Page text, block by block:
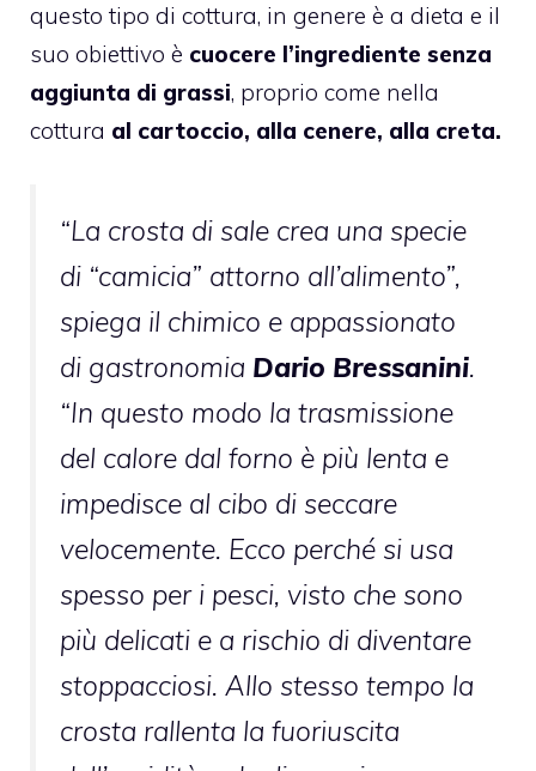
questo tipo di cottura, in genere è a dieta e il
suo obiettivo è cuocere l’ingrediente senza
aggiunta di grassi, proprio come nella
cottura al cartoccio, alla cenere, alla creta.
“La crosta di sale crea una specie
di “camicia” attorno all’alimento”,
spiega il chimico e appassionato
di gastronomia Dario Bressanini.
“In questo modo la trasmissione
del calore dal forno è più lenta e
impedisce al cibo di seccare
velocemente. Ecco perché si usa
spesso per i pesci, visto che sono
più delicati e a rischio di diventare
stoppacciosi. Allo stesso tempo la
crosta rallenta la fuoriuscita